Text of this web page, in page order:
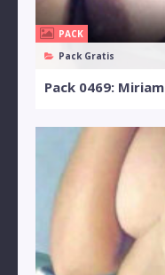
PACK
Pack Gratis
Pack 0469: Miriam